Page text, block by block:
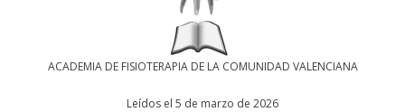
ACADEMIA DE FISIOTERAPIA DE LA COMUNIDAD VALENCIANA
Leídos el 5 de marzo de 2026